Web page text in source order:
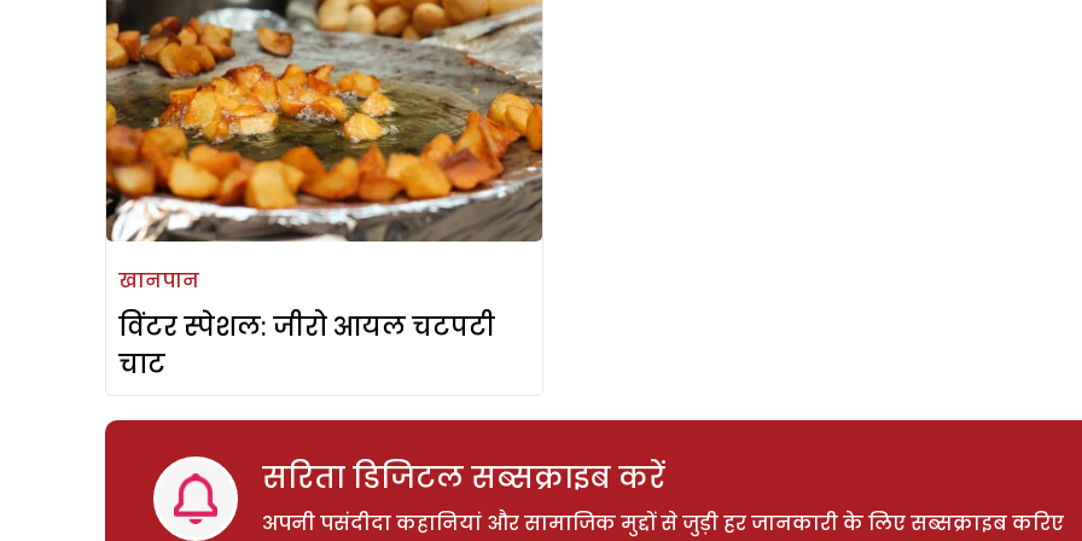
खानपान
विंटर स्पेशल: जीरो आयल चटपटी
चाट
सरिता डिजिटल सब्सक्राइब करें
अपनी पसंदीदा कहानियां और सामाजिक मुद्दों से जुड़ी हर जानकारी के लिए सब्सक्राइब करिए